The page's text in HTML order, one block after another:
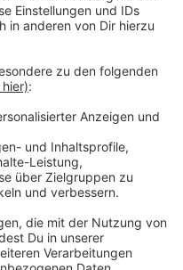
Verteidiger Max Hense.
aus Kanada und spielt
die DEG
hat einen neuen Spieler
Carter Turnbull
Järveläinen
Ville Järveläinen